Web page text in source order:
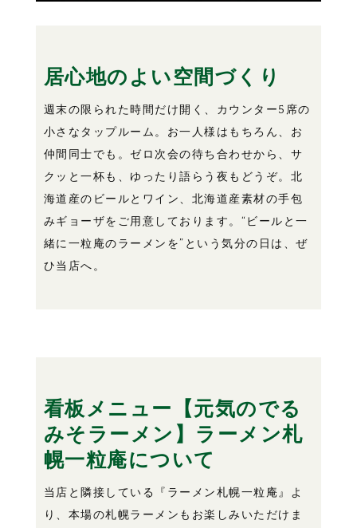
居心地のよい空間づくり
週末の限られた時間だけ開く、カウンター5席の
小さなタップルーム。お一人様はもちろん、お
仲間同士でも。ゼロ次会の待ち合わせから、サ
クッと一杯も、ゆったり語らう夜もどうぞ。北
海道産のビールとワイン、北海道産素材の手包
みギョーザをご用意しております。“ビールと一
緒に一粒庵のラーメンを”という気分の日は、ぜ
ひ当店へ。
看板メニュー【元気のでる
みそラーメン】ラーメン札
幌一粒庵について
当店と隣接している『ラーメン札幌一粒庵』よ
り、本場の札幌ラーメンもお楽しみいただけま